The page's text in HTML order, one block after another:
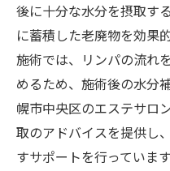
後に十分な水分を摂取す
に蓄積した老廃物を効果
施術では、リンパの流れ
めるため、施術後の水分
幌市中央区のエステサロ
取のアドバイスを提供し
すサポートを行っています